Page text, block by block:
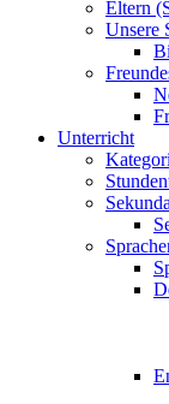
Eltern
Unsere
Unterricht